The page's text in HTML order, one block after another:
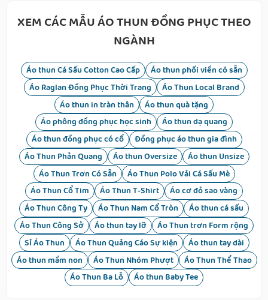
XEM CÁC MẪU ÁO THUN ĐỒNG PHỤC THEO
NGÀNH
Áo thun Cá Sấu Cotton Cao Cấp
Áo thun phối viền có sẵn
Áo Raglan Đồng Phục Thời Trang
Áo Thun Local Brand
Áo thun in tràn thân
Áo thun quà tặng
Áo phông đồng phục học sinh
Áo thun dạ quang
Áo thun đồng phục có cổ
Đồng phục áo thun gia đình
Áo Thun Phản Quang
Áo thun Oversize
Áo thun Unsize
Áo Thun Trơn Có Sẵn
Áo Thun Polo Vải Cá Sấu Mè
Áo Thun Cổ Tim
Áo Thun T-Shirt
Áo cơ đỏ sao vàng
Áo Thun Công Ty
Áo Thun Nam Cổ Tròn
Áo thun cá sấu
Áo Thun Công Sở
Áo thun tay lỡ
Áo Thun trơn Form rộng
Sỉ Áo Thun
Áo Thun Quảng Cáo Sự kiện
Áo thun tay dài
Áo thun mầm non
Áo Thun Nhóm Phượt
Áo Thun Thể Thao
Áo Thun Ba Lỗ
Áo thun Baby Tee